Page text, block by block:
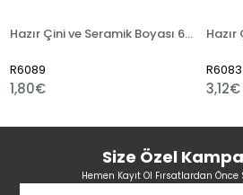
Hazır Çini ve Seramik Boyası 6702 Koyu Kahve
R6083
3,12€
Size Özel
Hemen Kayıt Ol Fırsatlardan